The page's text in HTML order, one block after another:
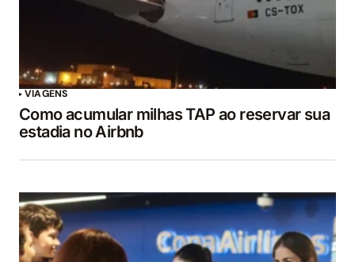
VIAGENS
Como acumular milhas TAP ao reservar sua
estadia no Airbnb